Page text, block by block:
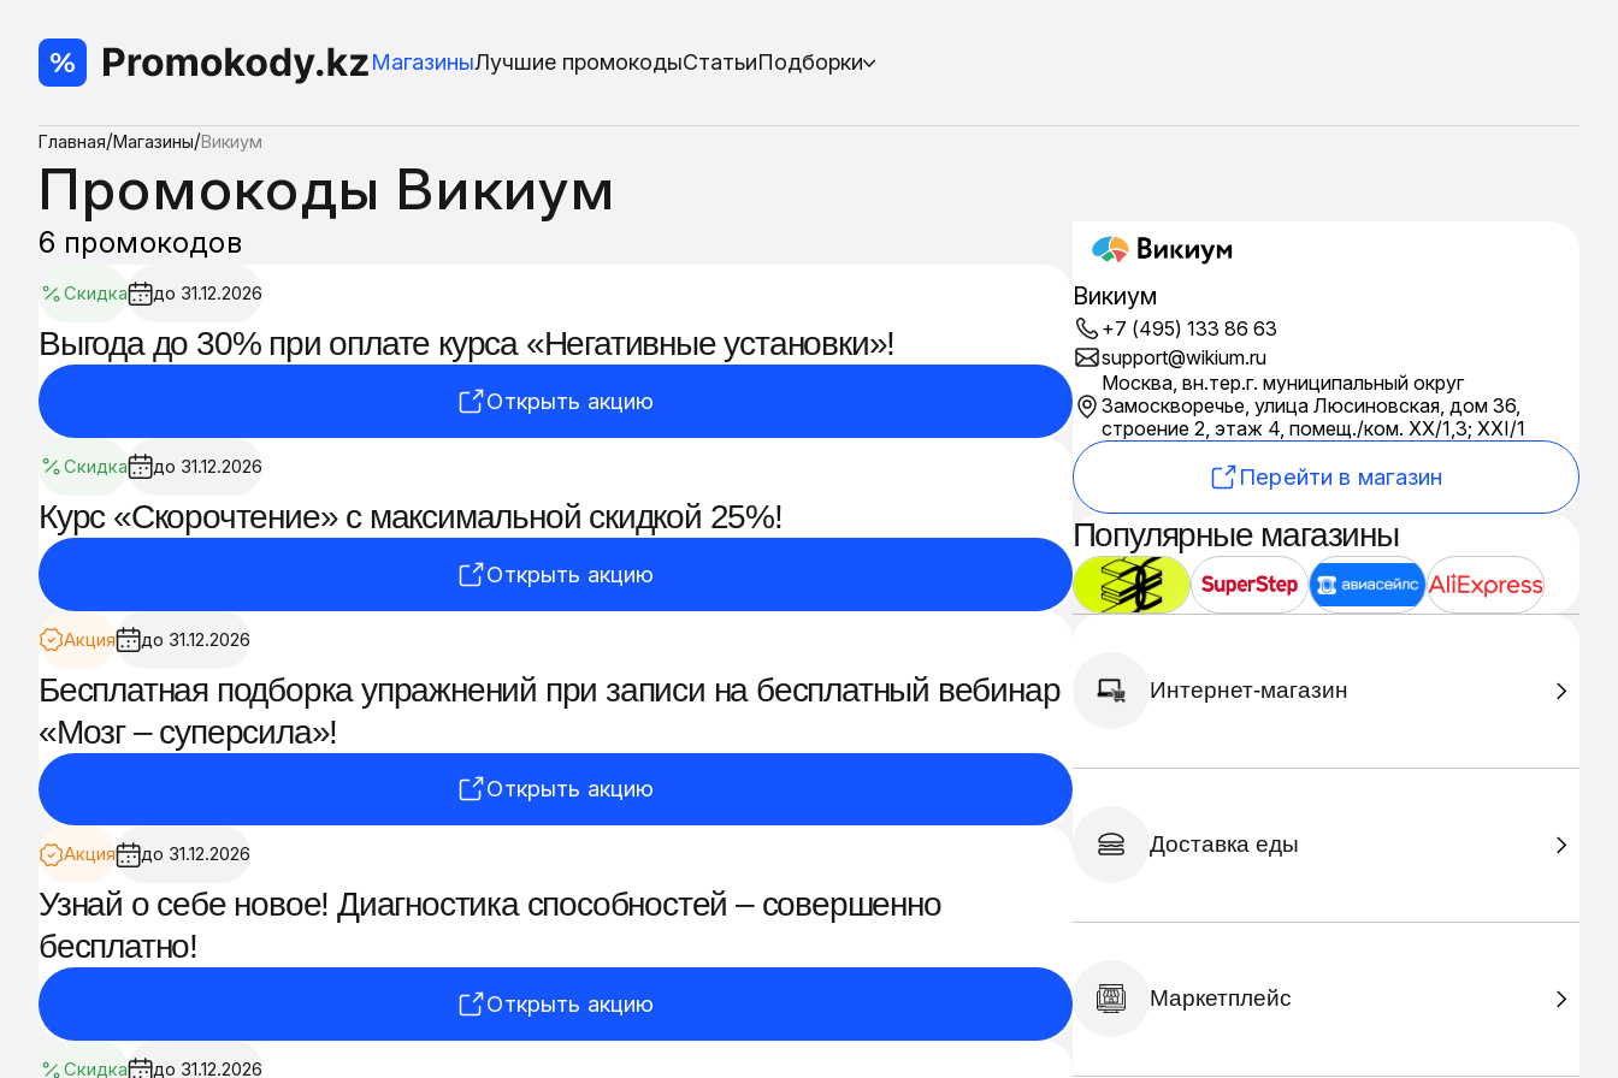
МагазиныЛучшие промокодыСтатьиПодборки
Главная/Магазины/Викиум
Промокоды Викиум
6 промокодов
Скидка до 31.12.2026
Выгода до 30% при оплате курса «Негативные установки»!
Открыть акцию
Скидка до 31.12.2026
Курс «Скорочтение» с максимальной скидкой 25%!
Открыть акцию
Акция до 31.12.2026
Бесплатная подборка упражнений при записи на бесплатный вебинар
«Мозг – суперсила»!
Открыть акцию
Акция до 31.12.2026
Узнай о себе новое! Диагностика способностей – совершенно
бесплатно!
Открыть акцию
Скидка до 31.12.2026
Викиум
+7 (495) 133 86 63
support@wikium.ru
Москва, вн.тер.г. муниципальный округ
Замоскворечье, улица Люсиновская, дом 36,
строение 2, этаж 4, помещ./ком. XX/1,3; ХХI/1
Перейти в магазин
Популярные магазины
Интернет-магазин
Доставка еды
Маркетплейс